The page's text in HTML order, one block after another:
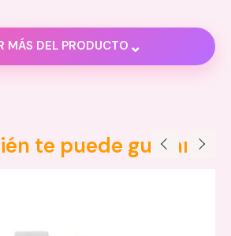
MÁS DEL PRODUCTO ⌄
Precauciones:
te puede gustar